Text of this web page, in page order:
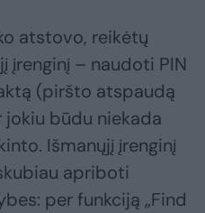
atstovo, reikėtų
įrenginį – naudoti PIN
(piršto atspaudą
būdu niekada
Išmanųjį įrenginį
apriboti
per funkciją „Find